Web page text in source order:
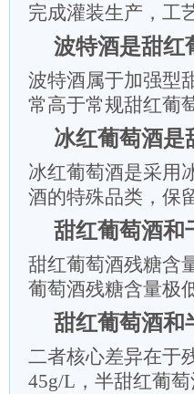
完成灌装生产，工
波特酒是甜红
波特酒属于加强型
常高于常规甜红葡
冰红葡萄酒是
冰红葡萄酒是采用
酒的特殊品类，保
甜红葡萄酒和
甜红葡萄酒残糖含
葡萄酒残糖含量极
甜红葡萄酒和
二者核心差异在于
45g/L，半甜红葡